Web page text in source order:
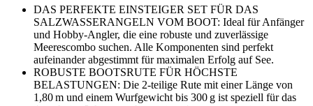
DAS PERFEKTE EINSTEIGER SET FÜR DAS
SALZWASSERANGELN VOM BOOT: Ideal für Anfänger
und Hobby-Angler, die eine robuste und zuverlässige
Meerescombo suchen. Alle Komponenten sind perfekt
aufeinander abgestimmt für maximalen Erfolg auf See.
ROBUSTE BOOTSRUTE FÜR HÖCHSTE
BELASTUNGEN: Die 2-teilige Rute mit einer Länge von
1,80 m und einem Wurfgewicht bis 300 g ist speziell für das